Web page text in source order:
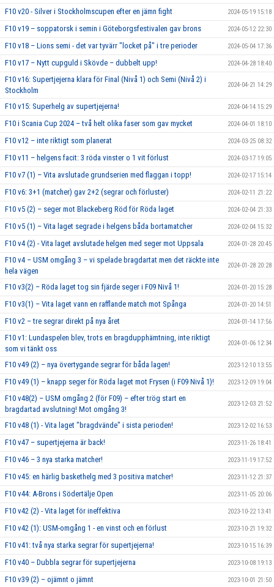
F10 v20 - Silver i Stockholmscupen efter en jämn fight 2024-05-19 15:18
F10 v19 – soppatorsk i semin i Göteborgsfestivalen gav brons 2024-05-12 22:30
F10 v18 – Lions semi - det var tyvärr "locket på" i tre perioder 2024-05-04 17:36
F10 v17 – Nytt cupguld i Skövde – dubbelt upp! 2024-04-28 18:40
F10 v16: Supertjejerna klara för Final (Nivå 1) och Semi (Nivå 2) i
Stockholm
2024-04-21 14:29
F10 v15: Superhelg av supertjejerna! 2024-04-14 15:29
F10 i Scania Cup 2024 – två helt olika faser som gav mycket 2024-04-01 18:10
F10 v12 – inte riktigt som planerat 2024-03-25 08:32
F10 v11 – helgens facit: 3 röda vinster o 1 vit förlust 2024-03-17 19:05
F10 v7 (1) – Vita avslutade grundserien med flaggan i topp! 2024-02-17 15:14
F10 v6: 3+1 (matcher) gav 2+2 (segrar och förluster) 2024-02-11 21:22
F10 v5 (2) – seger mot Blackeberg Röd för Röda laget 2024-02-04 21:33
F10 v5 (1) – Vita laget segrade i helgens båda bortamatcher 2024-02-04 15:32
F10 v4 (2) - Vita laget avslutade helgen med seger mot Uppsala 2024-01-28 20:45
F10 v4 – USM omgång 3 – vi spelade bragdartat men det räckte inte
hela vägen
2024-01-28 20:28
F10 v3(2) – Röda laget tog sin fjärde seger i F09 Nivå 1! 2024-01-20 15:28
F10 v3(1) – Vita laget vann en rafflande match mot Spånga 2024-01-20 14:51
F10 v2 – tre segrar direkt på nya året 2024-01-14 17:56
F10 v1: Lundaspelen blev, trots en bragdupphämtning, inte riktigt
som vi tänkt oss
2024-01-06 12:34
F10 v49 (2) – nya övertygande segrar för båda lagen! 2023-12-10 13:55
F10 v49 (1) – knapp seger för Röda laget mot Frysen (i F09 Nivå 1)! 2023-12-09 19:04
F10 v48(2) – USM omgång 2 (för F09) – efter trög start en
bragdartad avslutning! Mot omgång 3!
2023-12-03 21:52
F10 v48 (1) - Vita laget "bragdvände" i sista perioden! 2023-12-02 16:53
F10 v47 – supertjejerna är back! 2023-11-26 18:41
F10 v46 – 3 nya starka matcher! 2023-11-19 17:52
F10 v45: en härlig baskethelg med 3 positiva matcher! 2023-11-12 21:37
F10 v44: A-Brons i Södertälje Open 2023-11-05 20:06
F10 v42 (2) - Vita laget för ineffektiva 2023-10-22 13:41
F10 v42 (1): USM-omgång 1 - en vinst och en förlust 2023-10-21 19:32
F10 v41: två nya starka segrar för supertjejerna! 2023-10-15 16:39
F10 v40 – Dubbla segrar för supertjejerna 2023-10-08 19:13
F10 v39 (2) – ojämnt o jämnt 2023-10-01 21:50